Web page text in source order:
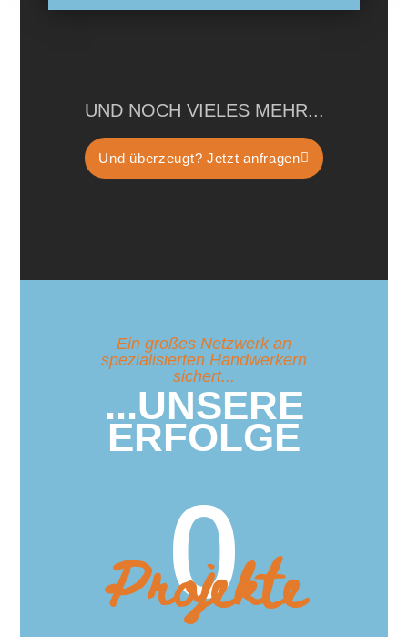
UND NOCH VIELES MEHR...
Und überzeugt? Jetzt anfragen
Ein großes Netzwerk an
spezialisierten Handwerkern
sichert...
...UNSERE
ERFOLGE
0
Projekte